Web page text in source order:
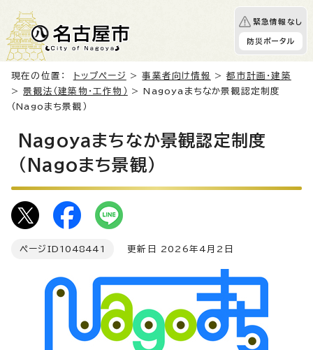
緊急情報なし
防災ポータル
現在の位置： トップページ >事業者向け情報 >都市計画・建築
>景観法（建築物・工作物）
> Nagoyaまちなか景観認定制度
（Nagoまち景観）
Nagoyaまちなか景観認定制度
（Nagoまち景観）
ページID 1048441 更新日 2026年4月2日